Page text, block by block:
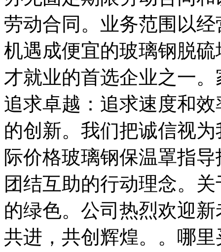
劳动合同。业务范围以
机遇成便宜的玻璃钢脱
才就业的首选企业之一
追求卓越：追求速度和
的创新。我们把诚信视
际价格玻璃钢保温罩指
团结互助的行动理念。
的绿色。公司热烈欢迎
共进，共创辉煌。。哪